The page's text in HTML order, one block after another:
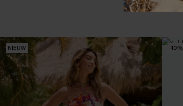
NIEUW -10%